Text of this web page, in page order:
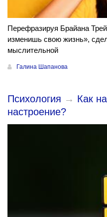
Перефразируя Брайана
изменишь свою жизнь»,
мыслительной
Галина Шапанова
Психология → Как
настроение?